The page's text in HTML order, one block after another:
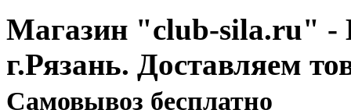
Магазин "club-sila.ru" -
г.Рязань. Доставляем
Cамовывоз бесплатно